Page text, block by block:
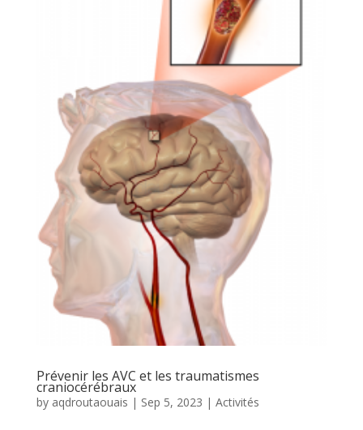
Prévenir les AVC et les traumatismes
craniocérébraux
by aqdroutaouais | Sep 5, 2023 | Activités